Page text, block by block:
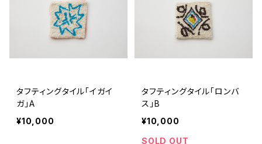
タフティングタイル「イガイ
ガ」A
¥10,000
タフティングタイル「ロンバ
ス」B
¥10,000
SOLD OUT